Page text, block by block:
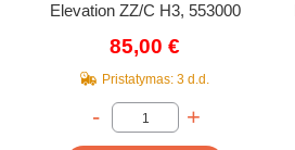
Elevation ZZ/C H3, 553000
85,00 €
Pristatymas: 3 d.d.
- +